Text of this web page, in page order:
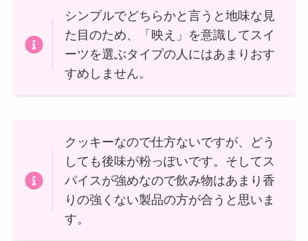
シンプルでどちらかと言うと地味な見
た目のため、「映え」を意識してスイ
ーツを選ぶタイプの人にはあまりおす
すめしません。
クッキーなので仕方ないですが、どう
しても後味が粉っぽいです。そしてス
パイスが強めなので飲み物はあまり香
りの強くない製品の方が合うと思いま
す。